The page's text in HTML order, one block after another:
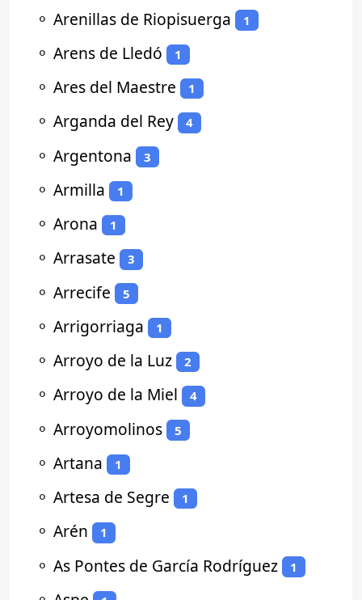
⚬ Arenillas de Riopisuerga 1
⚬ Arens de Lledó 1
⚬ Ares del Maestre 1
⚬ Arganda del Rey 4
⚬ Argentona 3
⚬ Armilla 1
⚬ Arona 1
⚬ Arrasate 3
⚬ Arrecife 5
⚬ Arrigorriaga 1
⚬ Arroyo de la Luz 2
⚬ Arroyo de la Miel 4
⚬ Arroyomolinos 5
⚬ Artana 1
⚬ Artesa de Segre 1
⚬ Arén 1
⚬ As Pontes de García Rodríguez 1